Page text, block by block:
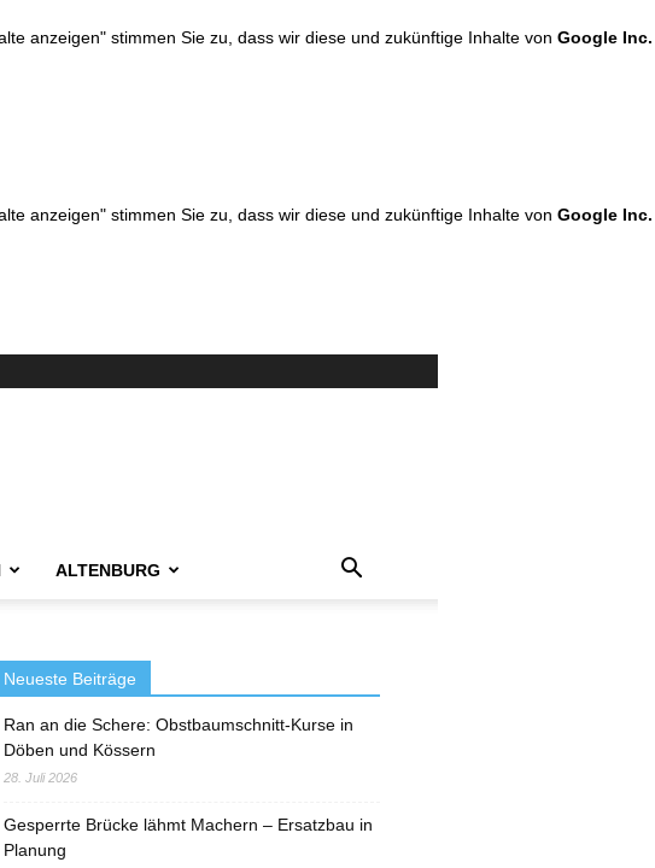
anzeigen" stimmen Sie zu, dass wir diese und zukünftige Inhalte von Google Inc.
anzeigen" stimmen Sie zu, dass wir diese und zukünftige Inhalte von Google Inc.
ALTENBURG
Neueste Beiträge
Ran an die Schere: Obstbaumschnitt-Kurse in
Döben und Kössern
28. Juli 2026
Gesperrte Brücke lähmt Machern – Ersatzbau in
Planung